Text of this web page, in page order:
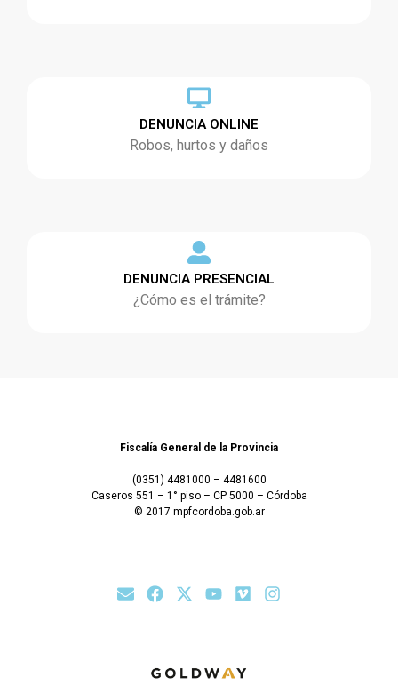
DENUNCIA ONLINE
Robos, hurtos y daños
DENUNCIA PRESENCIAL
¿Cómo es el trámite?
Fiscalía General de la Provincia
(0351) 4481000 – 4481600
Caseros 551 – 1° piso – CP 5000 – Córdoba
© 2017 mpfcordoba.gob.ar